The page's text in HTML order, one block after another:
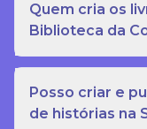
Quem cria os
Biblioteca da
Posso criar e
de histórias na